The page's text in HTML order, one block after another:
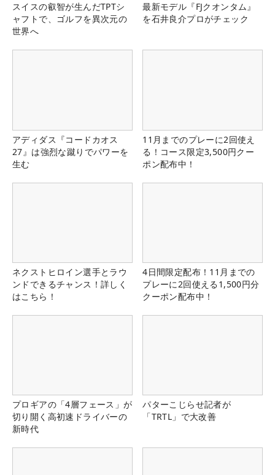
スイスの叡智が生んだTPTシ
ャフトで、ゴルフを異次元の
世界へ
最新モデル『FJクオンタム』
を石井良介プロがチェック
アディダス『コードカオス
27』は強烈な蹴りでパワーを
生む
11月までのプレーに2回使え
る！コース限定3,500円クー
ポン配布中！
ネクストヒロイン選手とラウ
ンドできるチャンス！詳しく
はこちら！
4日間限定配布！11月までの
プレーに2回使える1,500円分
クーポン配布中！
プロギアの「4層フェース」が
切り開く高初速ドライバーの
新時代
パターこじらせ記者が
「TRTL」で大改善